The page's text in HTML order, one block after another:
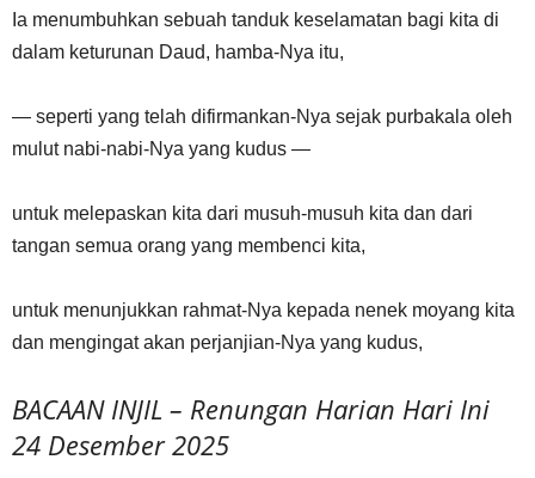
Ia menumbuhkan sebuah tanduk keselamatan bagi kita di
dalam keturunan Daud, hamba-Nya itu,
— seperti yang telah difirmankan-Nya sejak purbakala oleh
mulut nabi-nabi-Nya yang kudus —
untuk melepaskan kita dari musuh-musuh kita dan dari
tangan semua orang yang membenci kita,
untuk menunjukkan rahmat-Nya kepada nenek moyang kita
dan mengingat akan perjanjian-Nya yang kudus,
BACAAN INJIL – Renungan Harian Hari Ini
24 Desember 2025